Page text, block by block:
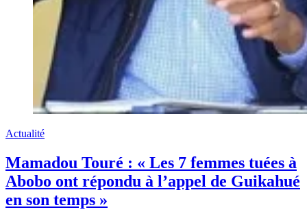
Actualité
Mamadou Touré : « Les 7 femmes tuées à
Abobo ont répondu à l’appel de Guikahué
en son temps »